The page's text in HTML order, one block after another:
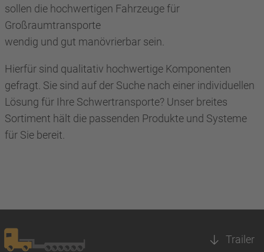
sollen die hochwertigen Fahrzeuge für
Großraumtransporte
wendig und gut manövrierbar sein.
Hierfür sind qualitativ hochwertige Komponenten
gefragt. Sie sind auf der Suche nach einer individuellen
Lösung für Ihre Schwertransporte? Unser breites
Sortiment hält die passenden Produkte und Systeme
für Sie bereit.
Trailer